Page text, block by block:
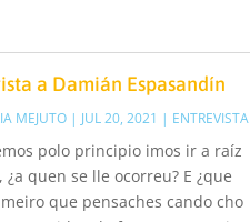
a Damián Espasandín
MEJUTO| JUL 20, 2021 | ENTREVISTA
polo principio imos ir a raíz
¿a quen se lle ocorreu? E ¿que
que pensaches cando cho